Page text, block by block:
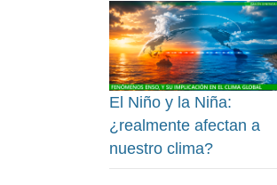
El Niño y la Niña:
¿realmente afectan a
nuestro clima?